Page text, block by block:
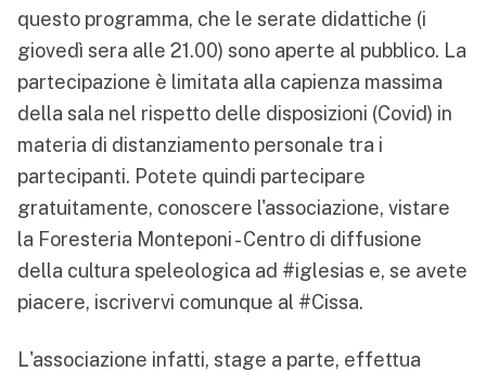
questo programma, che le serate didattiche (i
giovedì sera alle 21.00) sono aperte al pubblico. La
partecipazione è limitata alla capienza massima
della sala nel rispetto delle disposizioni (Covid) in
materia di distanziamento personale tra i
partecipanti. Potete quindi partecipare
gratuitamente, conoscere l'associazione, vistare
la Foresteria Monteponi - Centro di diffusione
della cultura speleologica ad #iglesias e, se avete
piacere, iscrivervi comunque al #Cissa.
L'associazione infatti, stage a parte, effettua